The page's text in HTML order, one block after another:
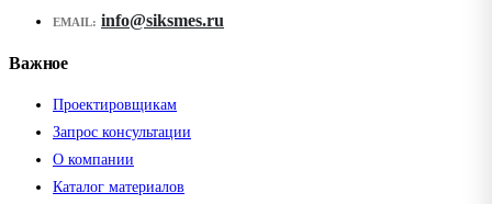
EMAIL: info@siksmes.ru
Важное
Проектировщикам
Запрос консультации
О компании
Каталог материалов